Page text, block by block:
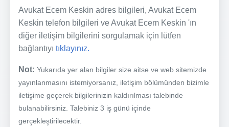
Avukat Ecem Keskin adres bilgileri, Avukat Ecem
Keskin telefon bilgileri ve Avukat Ecem Keskin 'ın
diğer iletişim bilgilerini sorgulamak için lütfen
bağlantıyı tıklayınız.
Not: Yukarıda yer alan bilgiler size aitse ve web sitemizde
yayınlanmasını istemiyorsanız, iletişim bölümünden bizimle
iletişime geçerek bilgilerinizin kaldırılması talebinde
bulanabilirsiniz. Talebiniz 3 iş günü içinde
gerçekleştirilecektir.